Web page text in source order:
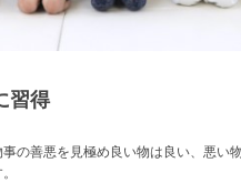
習得
の善悪を見極め良い物は良い、悪い